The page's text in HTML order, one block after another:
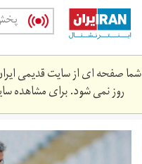
Skip
main
content
شما صفحه ای از سایت قدیمی
روز نمی شود. برای مشاهده
97-